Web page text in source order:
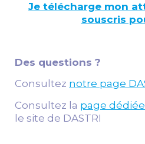
Je télécharge mon
souscris
Des questions ?
Consultez notre page
Consultez la page
le site de DASTRI